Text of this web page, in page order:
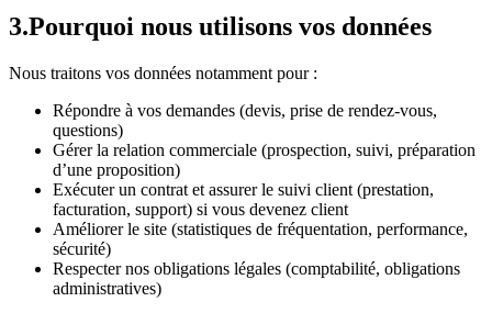
3.Pourquoi nous utilisons vos données
Nous traitons vos données notamment pour :
Répondre à vos demandes (devis, prise de rendez-vous,
questions)
Gérer la relation commerciale (prospection, suivi, préparation
d’une proposition)
Exécuter un contrat et assurer le suivi client (prestation,
facturation, support) si vous devenez client
Améliorer le site (statistiques de fréquentation, performance,
sécurité)
Respecter nos obligations légales (comptabilité, obligations
administratives)